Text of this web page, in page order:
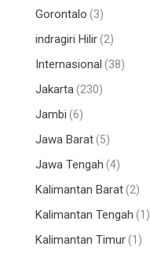
Gorontalo (3)
indragiri Hilir(2)
Internasional (38)
Jakarta(230)
Jambi (6)
Jawa Barat(5)
Jawa Tengah (4)
Kalimantan Barat(2)
Kalimantan Tengah (1)
Kalimantan Timur(1)